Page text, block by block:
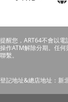
提醒您，ART64不會以
操作ATM解除分期。任
聯繫。
登記地址&總店地址：新